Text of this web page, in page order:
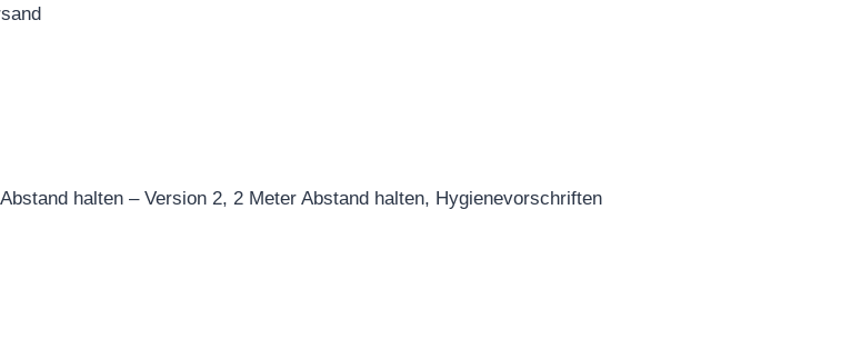
halten – Version 2, 2 Meter Abstand halten, Hygienevorschriften